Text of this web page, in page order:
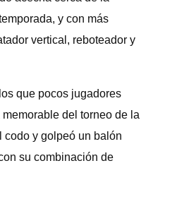
y con más
vertical, reboteador y
que pocos jugadores
del torneo de la
codo y golpeó un balón
su combinación de